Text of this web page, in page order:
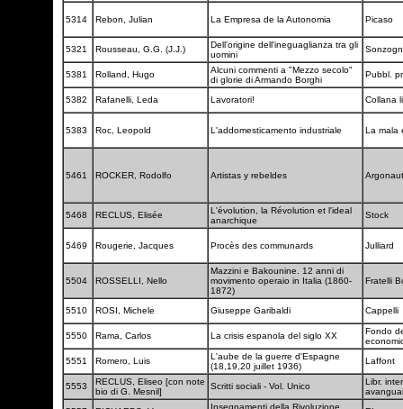
5314 Rebon, Julian La Empresa de la Autonomia Picaso
5321 Rousseau, G.G. (J.J.)
Dell'origine dell'ineguaglianza tra gli
uomini
5381 Rolland, Hugo
Alcuni commenti a "Mezzo secolo"
di glorie di Armando Borghi
Pubbl.
5382 Rafanelli, Leda Lavoratori! Collana
5383 Roc, Leopold L'addomesticamento industriale La mala
5461 ROCKER, Rodolfo Artistas y rebeldes
5468 RECLUS, Elisée
L'évolution, la Révolution et l'ideal
anarchique
Stock
5469 Rougerie, Jacques Procès des communards Julliard
5504 ROSSELLI, Nello
Mazzini e Bakounine. 12 anni di
movimento operaio in Italia (1860-
1872)
Fratelli
5510 ROSI, Michele Giuseppe Garibaldi Cappelli
5550 Rama, Carlos La crisis espanola del siglo XX
Fondo
5551
Romero, Luis
L'aube de la guerre d'Espagne
(18,19,20 juillet 1936)
Laffont
5553
RECLUS, Eliseo [con note
bio di G. Mesnil]
Scritti sociali - Vol. Unico
Libr.
Insegnamenti della Rivoluzione